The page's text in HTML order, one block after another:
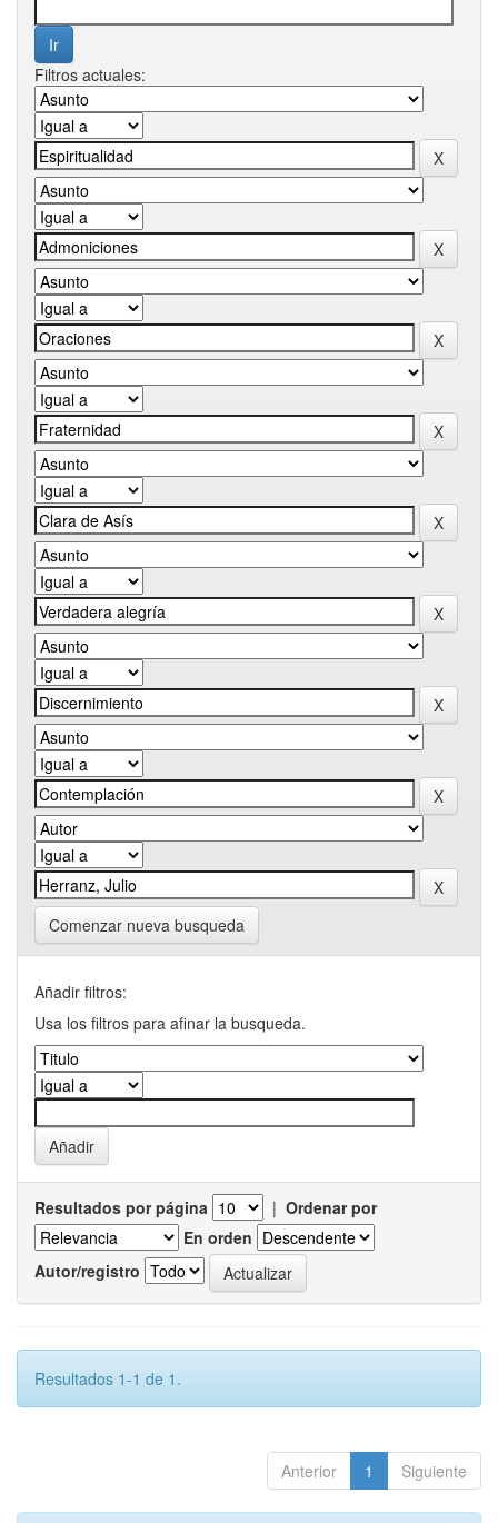
Filtros actuales:
Comenzar nueva busqueda
Añadir filtros:
Usa los filtros para afinar la busqueda.
Resultados por página | Ordenar por
En orden
Autor/registro
Resultados 1-1 de 1.
Anterior 1 Siguiente